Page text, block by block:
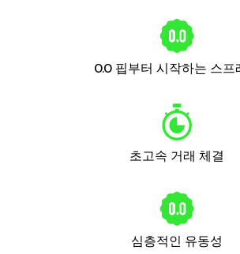
0.0 핍부터 시작하는 스프
초고속 거래 체결
심층적인 유동성